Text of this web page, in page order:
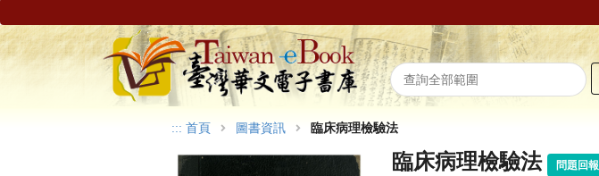
::: 首頁 圖書資訊 臨床病理檢驗法
臨床病理檢驗法 問題回報